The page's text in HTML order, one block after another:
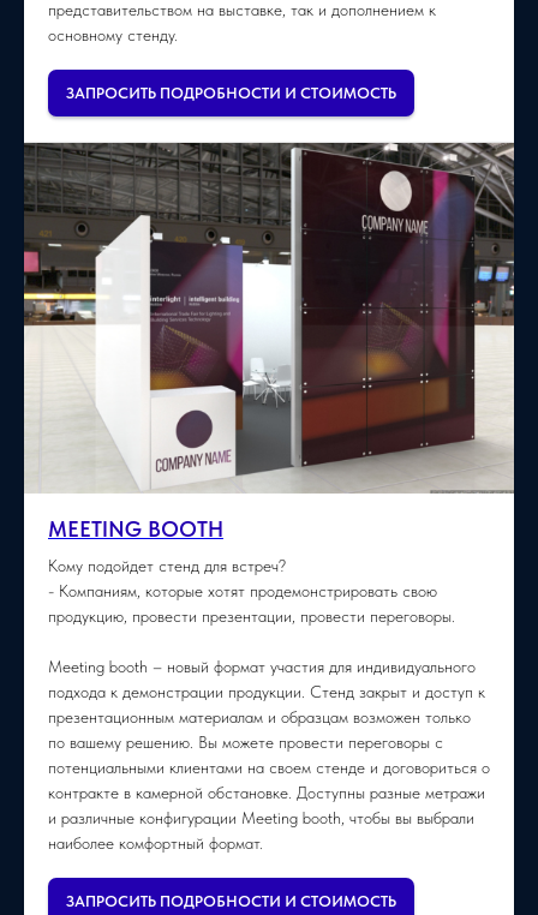
представительством на выставке, так и дополнением к
основному стенду.
ЗАПРОСИТЬ ПОДРОБНОСТИ И СТОИМОСТЬ
MEETING BOOTH
Кому подойдет стенд для встреч?
- Компаниям, которые хотят продемонстрировать свою
продукцию, провести презентации, провести переговоры.
Meeting booth – новый формат участия для индивидуального
подхода к демонстрации продукции. Стенд закрыт и доступ к
презентационным материалам и образцам возможен только
по вашему решению. Вы можете провести переговоры с
потенциальными клиентами на своем стенде и договориться о
контракте в камерной обстановке. Доступны разные метражи
и различные конфигурации Meeting booth, чтобы вы выбрали
наиболее комфортный формат.
ЗАПРОСИТЬ ПОДРОБНОСТИ И СТОИМОСТЬ